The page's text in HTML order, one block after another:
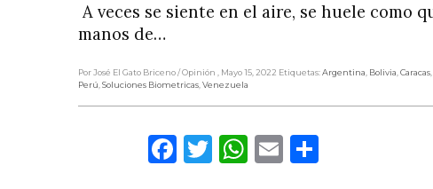
A veces se siente en el aire, se huele como
manos de…
Por José El Gato Briceno/ Opinión , Mayo 15, 2022 Etiquetas:Argentina, Bolivia,Caracas,
Perú,Soluciones Biometricas,Venezuela
Facebook
Twitter
WhatsApp
Email